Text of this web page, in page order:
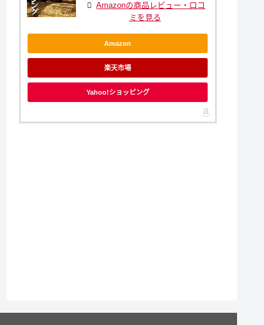
Amazonの商品レビュー・口コ
ミを見る
Amazon
楽天市場
Yahoo!ショッピング